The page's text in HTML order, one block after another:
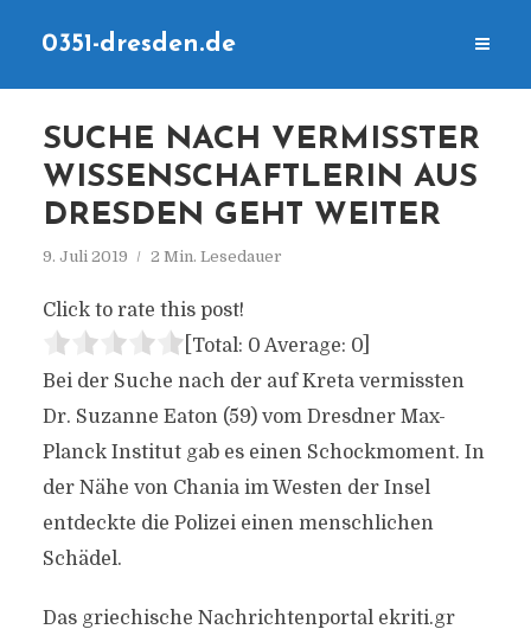
0351-dresden.de
SUCHE NACH VERMISSTER
WISSENSCHAFTLERIN AUS
DRESDEN GEHT WEITER
9. Juli 2019 2 Min. Lesedauer
Click to rate this post!
[Total: 0 Average: 0]
Bei der Suche nach der auf Kreta vermissten
Dr. Suzanne Eaton (59) vom Dresdner Max-
Planck Institut gab es einen Schockmoment. In
der Nähe von Chania im Westen der Insel
entdeckte die Polizei einen menschlichen
Schädel.
Das griechische Nachrichtenportal ekriti.gr